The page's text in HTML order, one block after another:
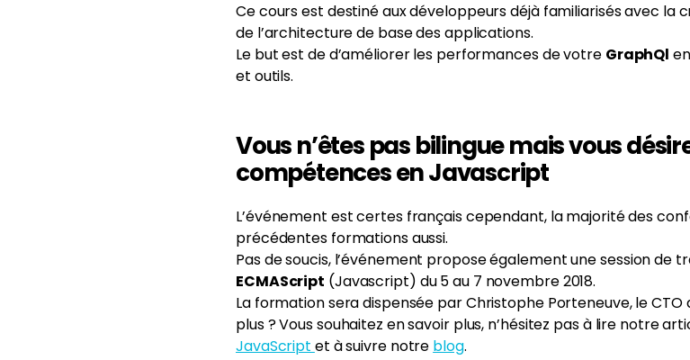
Ce cours est destiné aux développeurs déjà familiarisés avec la
de l’architecture de base des applications.
Le but est de d’améliorer les performances de votre GraphQl
et outils.
Vous n’êtes pas bilingue mais vous
compétences en Javascript
L’événement est certes français cependant, la majorité des
précédentes formations aussi.
Pas de soucis, l’événement propose également une session de
ECMAScript (Javascript) du 5 au 7 novembre 2018.
La formation sera dispensée par Christophe Porteneuve, le CTO
plus ? Vous souhaitez en savoir plus, n’hésitez pas à lire notre
JavaScript et à suivre notre blog.